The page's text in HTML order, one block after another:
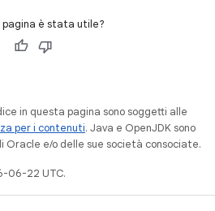
è stata utile?
in questa pagina sono soggetti alle
per i contenuti. Java e OpenJDK sono
e/o delle sue società consociate.
06-22 UTC.